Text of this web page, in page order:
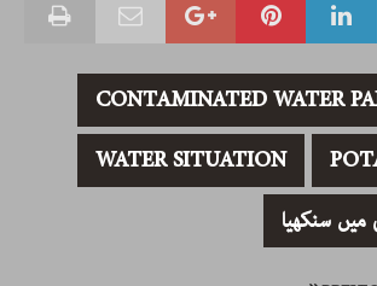
CONTAMINATED WATER
WATER SITUATION
میں سنکھیا